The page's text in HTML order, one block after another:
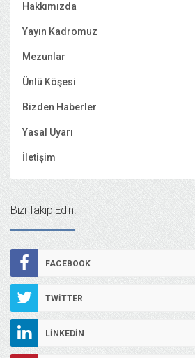
Hakkımızda
Yayın Kadromuz
Mezunlar
Ünlü Köşesi
Bizden Haberler
Yasal Uyarı
İletişim
Bizi Takip Edin!
FACEBOOK
TWITTER
LINKEDIN